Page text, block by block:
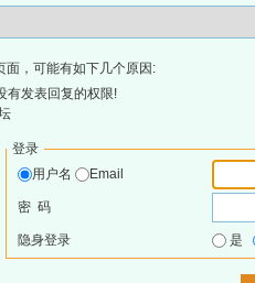
面，可能有如下几个原因:
有发表回复的权限!
登录
用户名
Email
密 码
隐身登录 是